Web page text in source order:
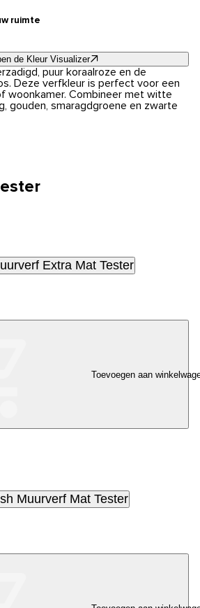
ruimte
de Kleur Visualizer
puur koraalroze en de
Deze verfkleur is perfect voor een
woonkamer. Combineer met witte
gouden, smaragdgroene en zwarte
Extra Mat Tester
Toevoegen aan
Muurverf Mat Tester